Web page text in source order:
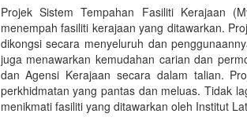
Projek Sistem Tempahan Fasiliti Kerajaan
menempah fasiliti kerajaan yang ditawarkan.
dikongsi secara menyeluruh dan
juga menawarkan kemudahan carian dan
dan Agensi Kerajaan secara dalam talian.
perkhidmatan yang pantas dan meluas. Tidak
menikmati fasiliti yang ditawarkan oleh Institut